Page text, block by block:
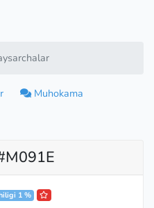
Muhokama
1 %